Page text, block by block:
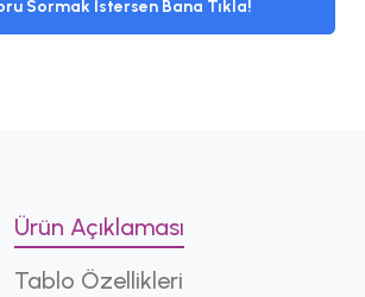
Sormak İstersen Bana Tıkla!
Ürün Açıklaması
Tablo Özellikleri